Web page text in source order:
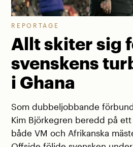
REPORTAGE
Allt skiter sig
svenskens
i Ghana
Som dubbeljobbande
Kim Björkegren beredd på
både VM och Afrikanska